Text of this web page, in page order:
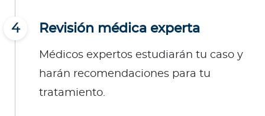
4 Revisión médica experta
Médicos expertos estudiarán tu caso y
harán recomendaciones para tu
tratamiento.